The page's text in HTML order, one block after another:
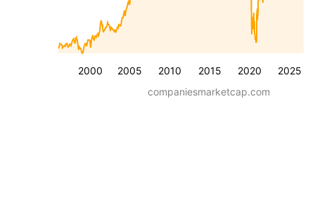
2000 2005 2010 2015 2020 2025
companiesmarketcap.com